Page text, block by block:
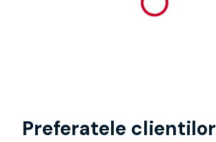
Preferatele clientilor